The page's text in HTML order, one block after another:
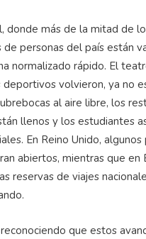
donde más de la mitad de
de personas del país están
normalizado rápido. El
volvieron, ya no
al aire libre, los
llenos y los estudiantes
En Reino Unido, algunos
abiertos, mientras que en
reservas de viajes
que estos